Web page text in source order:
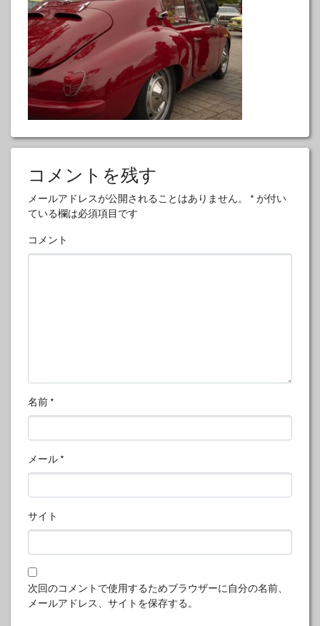
コメントを残す
メールアドレスが公開されることはありません。 * が付い
ている欄は必須項目です
コメント
名前 *
メール *
サイト
次回のコメントで使用するためブラウザーに自分の名前、
メールアドレス、サイトを保存する。